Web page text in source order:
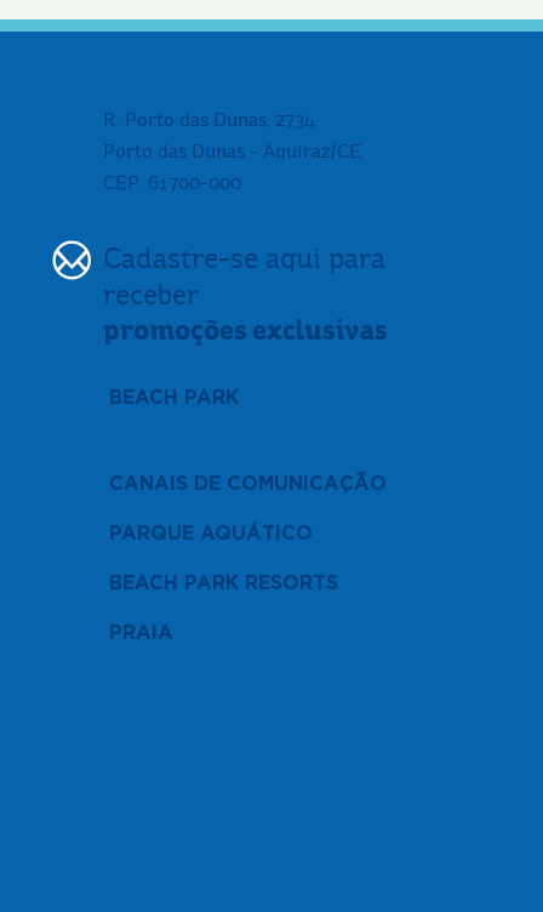
R. Porto das Dunas, 2734
Porto das Dunas - Aquiraz/CE
CEP: 61700-000
Cadastre-se aqui para
receber
promoções exclusivas
BEACH PARK
CANAIS DE COMUNICAÇÃO
PARQUE AQUÁTICO
BEACH PARK RESORTS
PRAIA